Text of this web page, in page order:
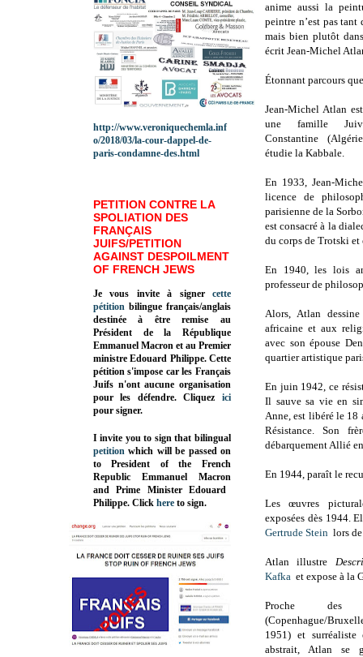
anime aussi la
peintre n’est pas
mais bien plutôt
écrit Jean-Michel
Étonnant parcours
Jean-Michel Atlan
une famille
Constantine
étudie la Kabbale.
En 1933, Jean-
licence de
parisienne de la
est consacré à la
du corps de Trotski et
En 1940, les lois
professeur de
Alors, Atlan
africaine et aux
avec son épouse
quartier artistique
En juin 1942, ce
Il sauve sa vie en
Anne, est libéré le
Résistance. Son
débarquement Allié
En 1944, paraît le
Les œuvres
exposées dès 1944.
Gertrude Stein lors
Atlan illustre
Kafka et expose à la
Proche des
(Copenhague/
1951) et surréaliste
abstrait, Atlan se
http://www.veroniquechemla.inf
o/2018/03/la-cour-dappel-de-
paris-condamne-des.html
PETITION CONTRE LA
SPOLIATION DES
FRANÇAIS
JUIFS/PETITION
AGAINST DESPOILMENT
OF FRENCH JEWS
Je vous invite à signer cette
pétition bilingue français/anglais
destinée à être remise au
Président de la République
Emmanuel Macron et au Premier
ministre Edouard Philippe. Cette
pétition s'impose car les Français
Juifs n'ont aucune organisation
pour les défendre. Cliquez
ici
pour signer.
I invite you to sign that bilingual
petition which will be passed on
to President of the French
Republic Emmanuel Macron
and Prime MinisterEdouard
Philippe. Click here to sign.